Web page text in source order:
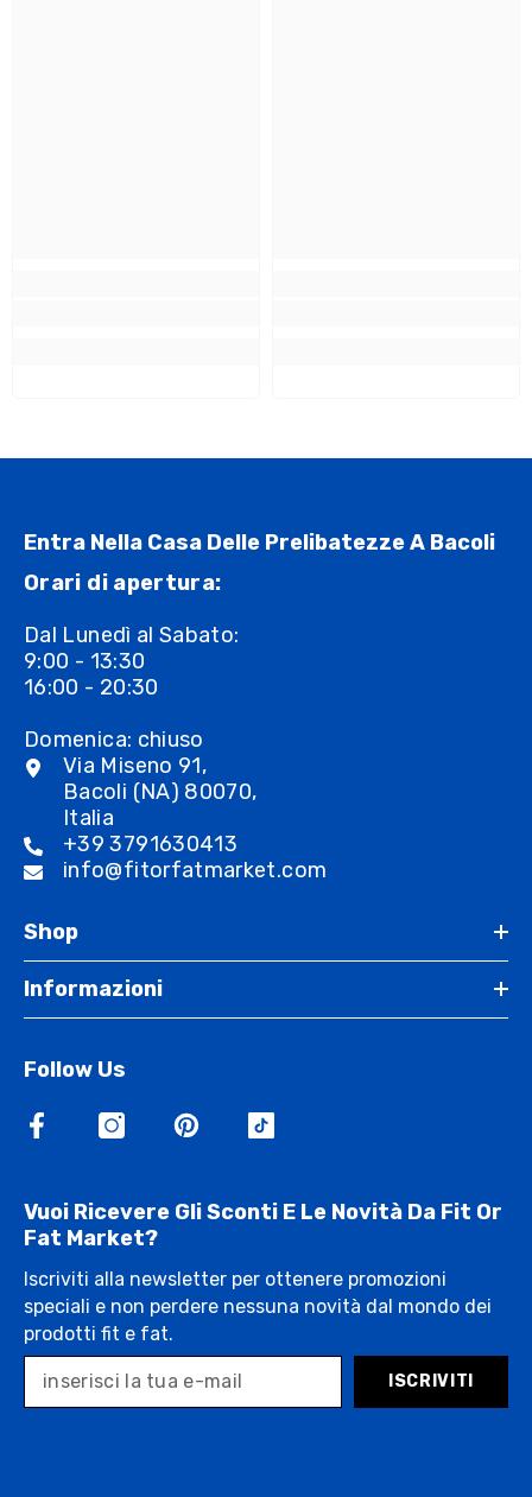
Entra Nella Casa Delle Prelibatezze A Bacoli
Orari di apertura:
Dal Lunedì al Sabato:
9:00 - 13:30
16:00 - 20:30
Domenica: chiuso
Via Miseno 91,
Bacoli (NA) 80070,
Italia
+39 3791630413
info@fitorfatmarket.com
Shop
Informazioni
Follow Us
Vuoi Ricevere Gli Sconti E Le Novità Da Fit Or
Fat Market?
Iscriviti alla newsletter per ottenere promozioni
speciali e non perdere nessuna novità dal mondo dei
prodotti fit e fat.
ISCRIVITI